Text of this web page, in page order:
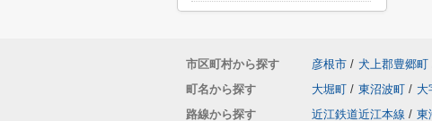
市区町村から探す 彦根市 / 犬上郡豊郷町
町名から探す
大堀町 / 東沼波町 / 大
路線から探す
近江鉄道近江本線 / 東